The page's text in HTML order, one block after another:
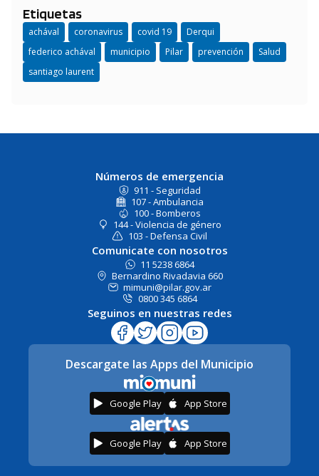
Etiquetas
achával coronavirus covid 19
Derqui
federico achával
municipio Pilar prevención
Salud
santiago laurent
Números de emergencia
911 - Seguridad
107 - Ambulancia
100 - Bomberos
144 - Violencia de género
103 - Defensa Civil
Comunicate con nosotros
11 5238 6864
Bernardino Rivadavia 660
mimuni@pilar.gov.ar
0800 345 6864
Seguinos en nuestras redes
Descargate las Apps del Municipio
Google Play App Store
Google Play App Store